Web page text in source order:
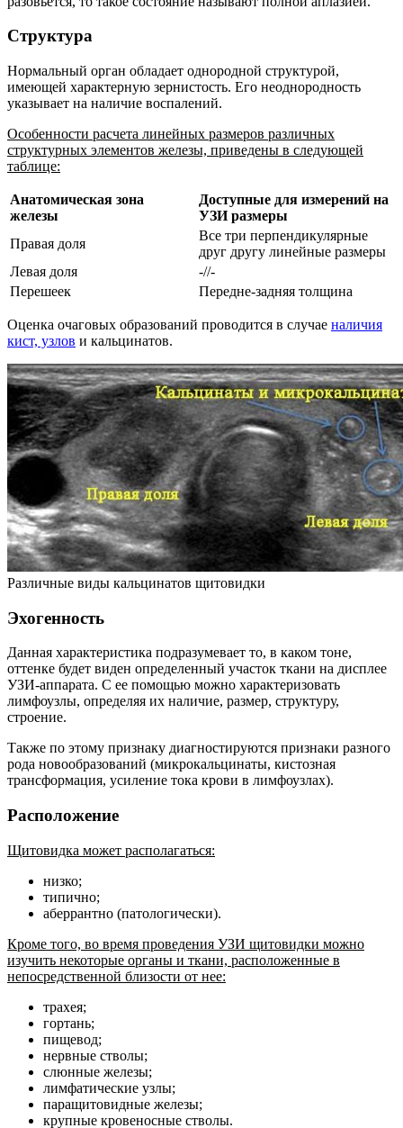
Структура
Нормальный орган обладает однородной структурой,
имеющей характерную зернистость. Его неоднородность
указывает на наличие воспалений.
Особенности расчета линейных размеров различных
структурных элементов железы, приведены в следующей
таблице:
Анатомическая зона
железы
Доступные для измерений на
УЗИ размеры
Правая доля
Все три перпендикулярные
друг другу линейные размеры
Левая доля
-//-
Перешеек
Передне-задняя толщина
Оценка очаговых образований проводится в случае наличия
кист, узлов и кальцинатов.
Различные виды кальцинатов щитовидки
Эхогенность
Данная характеристика подразумевает то, в каком тоне,
оттенке будет виден определенный участок ткани на дисплее
УЗИ-аппарата. С ее помощью можно характеризовать
лимфоузлы, определяя их наличие, размер, структуру,
строение.
Также по этому признаку диагностируются признаки разного
рода новообразований (микрокальцинаты, кистозная
трансформация, усиление тока крови в лимфоузлах).
Расположение
Щитовидка может располагаться:
низко;
типично;
аберрантно (патологически).
Кроме того, во время проведения УЗИ щитовидки можно
изучить некоторые органы и ткани, расположенные в
непосредственной близости от нее:
трахея;
гортань;
пищевод;
нервные стволы;
слюнные железы;
лимфатические узлы;
паращитовидные железы;
крупные кровеносные стволы.